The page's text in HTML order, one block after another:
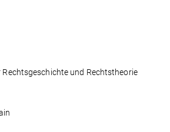
Prof. Dr. Karl Härter
und Rechtstheorie